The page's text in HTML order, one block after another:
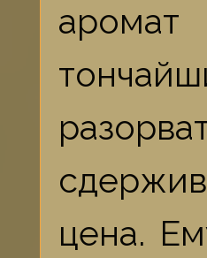
цена.